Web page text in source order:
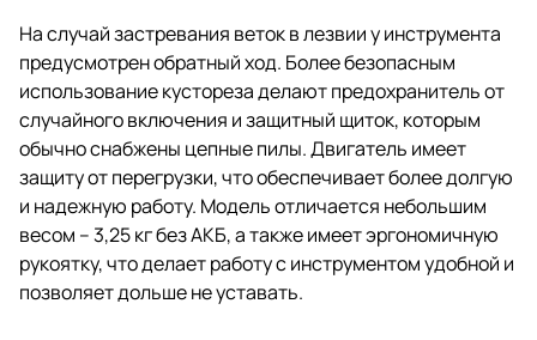
На случай застревания веток в лезвии у инструмента
предусмотрен обратный ход. Более безопасным
использование кустореза делают предохранитель от
случайного включения и защитный щиток, которым
обычно снабжены цепные пилы. Двигатель имеет
защиту от перегрузки, что обеспечивает более долгую
и надежную работу. Модель отличается небольшим
весом – 3,25 кг без АКБ, а также имеет эргономичную
рукоятку, что делает работу с инструментом удобной и
позволяет дольше не уставать.